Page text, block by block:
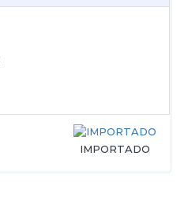
IMPORTADO